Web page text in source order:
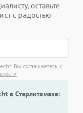
оставьте
с радостью
Вы соглашаетесь с
в Стерлитамаке: